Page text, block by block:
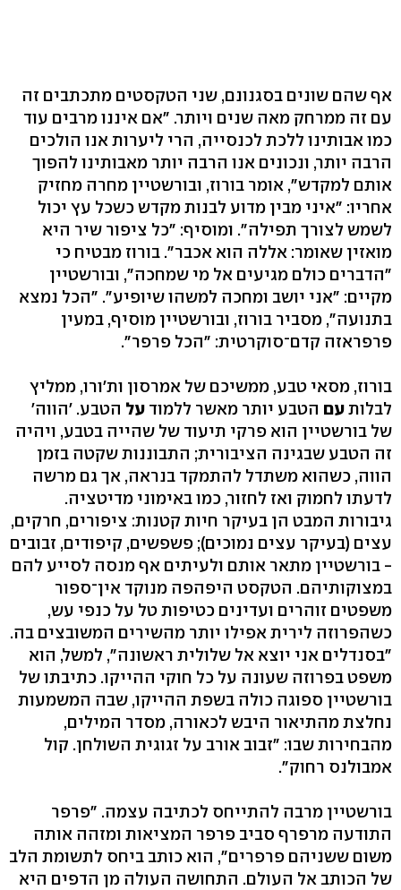
אף שהם שונים בסגנונם, שני הטקסטים מתכתבים זה
עם זה ממרחק מאה שנים ויותר. "אם איננו מרבים עוד
כמו אבותינו ללכת לכנסייה, הרי ליערות אנו הולכים
הרבה יותר, ונכונים אנו הרבה יותר מאבותינו להפוך
אותם למקדש", אומר בורוז, ובורשטיין מחרה מחזיק
אחריו: "איני מבין מדוע לבנות מקדש כשכל עץ יכול
לשמש לצורך תפילה". ומוסיף: "כל ציפור שיר היא
מואזין שאומר: אללה הוא אכבר". בורוז מבטיח כי
"הדברים כולם מגיעים אל מי שמחכה", ובורשטיין
מקיים: "אני יושב ומחכה למשהו שיופיע". "הכל נמצא
בתנועה", מסביר בורוז, ובורשטיין מוסיף, במעין
פרפראזה קדם־סוקרטית: "הכל פרפר".
בורוז, מסאי טבע, ממשיכם של אמרסון ות'ורו, ממליץ
לבלותעם הטבע יותר מאשר ללמוד על הטבע. 'הווה'
של בורשטיין הוא פרקי תיעוד של שהייה בטבע, ויהיה
זה הטבע שבגינה הציבורית; התבוננות שקטה בזמן
הווה, כשהוא משתדל להתמקד בנראה, אך גם מרשה
לדעתו לחמוק ואז לחזור, כמו באימוני מדיטציה.
גיבורות המבט הן בעיקר חיות קטנות: ציפורים, חרקים,
עצים (בעיקר עצים נמוכים); פשפשים, קיפודים, זבובים
- בורשטיין מתאר אותם ולעיתים אף מנסה לסייע להם
במצוקותיהם. הטקסט היפהפה מנוקד אין־ספור
משפטים זוהרים ועדינים כטיפות טל על כנפי עש,
כשהפרוזה לירית אפילו יותר מהשירים המשובצים בה.
"בסנדלים אני יוצא אל שלולית ראשונה", למשל, הוא
משפט בפרוזה שעונה על כל חוקי ההייקו. כתיבתו של
בורשטיין ספוגה כולה בשפת ההייקו, שבה המשמעות
נחלצת מהתיאור היבש לכאורה, מסדר המילים,
מהבחירות שבו: "זבוב אורב על זגוגית השולחן. קול
אמבולנס רחוק".
בורשטיין מרבה להתייחס לכתיבה עצמה. "פרפר
התודעה מרפרף סביב פרפר המציאות ומזהה אותה
משום ששניהם פרפרים", הוא כותב ביחס לתשומת הלב
של הכותב אל העולם. התחושה העולה מן הדפים היא